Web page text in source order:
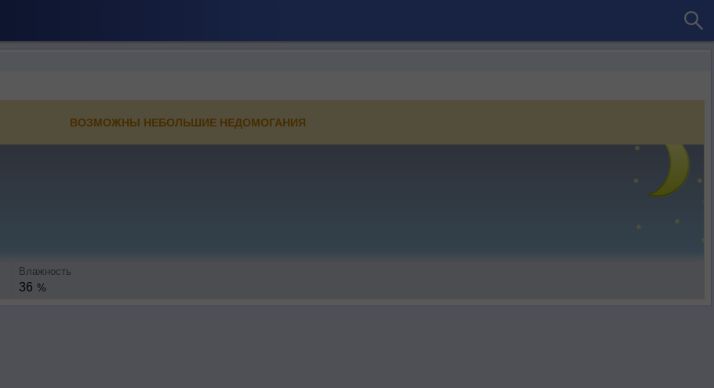
ВОЗМОЖНЫ НЕБОЛЬШИЕ НЕДОМОГАНИЯ
Влажность
36 %